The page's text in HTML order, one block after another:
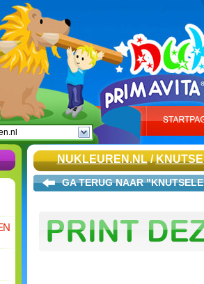
NUKLEUREN.NL/
GA TERUG NAAR